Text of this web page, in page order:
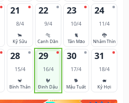
21
8/4
🐂
Kỷ Sửu
22
9/4
🐅
Canh Dần
23
10/4
🐈
Tân Mão
24
11/4
🐉
Nhâm Thìn
28
15/4
🐒
Bính Thân
29
16/4
🐓
Đinh Dậu
30
17/4
🐕
Mậu Tuất
31
18/4
🐖
Kỷ Hợi